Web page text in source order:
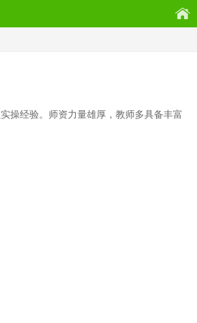
操经验。师资力量雄厚，教师多具备丰富